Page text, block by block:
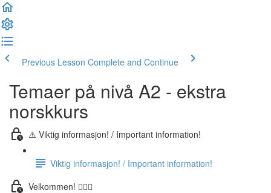
Previous Lesson Complete and Continue
Temaer på nivå A2 - ekstra
norskkurs
⚠️ Viktig informasjon! / Important information!
Viktig informasjon! / Important information!
Velkommen! 🙋🏼‍♂️